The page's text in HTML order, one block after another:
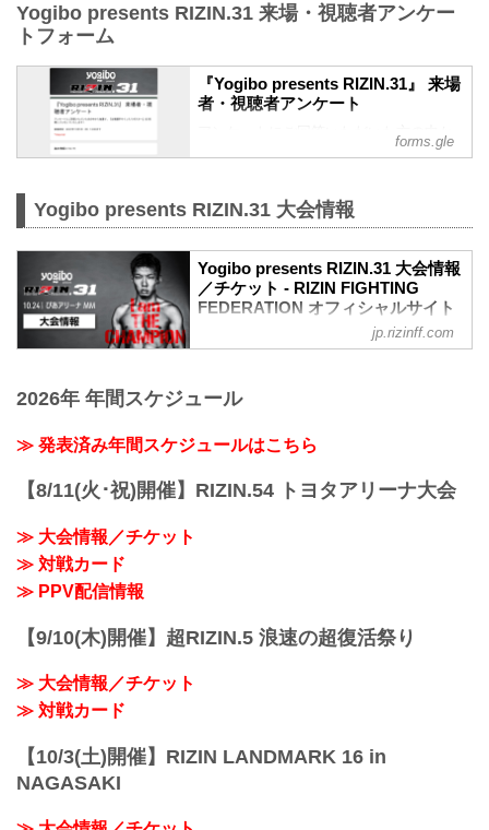
Yogibo presents RIZIN.31 来場・視聴者アンケー
トフォーム
『Yogibo presents RIZIN.31』 来場
者・視聴者アンケート
アンケートにご回答いただいた方の中か
ら抽選で、『出場選手サイン入りポスタ
で
forms.gle
Yogibo presents RIZIN.31 大会情報
Yogibo presents RIZIN.31 大会情報
／チケット - RIZIN FIGHTING
FEDERATION オフィシャルサイト
日時
開始
19:00〜20:00頃
※試合内容、イベント進行によって終了
!1m18!1m12!1m3!1d3249.958551664571!
2d139.62652771477258!3d35.4558205499
jp.rizinff.com
2026年 年間スケジュール
≫ 発表済み年間スケジュールはこちら
【8/11(火･祝)開催】RIZIN.54 トヨタアリーナ大会
≫ 大会情報／チケット
≫ 対戦カード
≫ PPV配信情報
【9/10(木)開催】超RIZIN.5 浪速の超復活祭り
≫ 大会情報／チケット
≫ 対戦カード
【10/3(土)開催】RIZIN LANDMARK 16 in
NAGASAKI